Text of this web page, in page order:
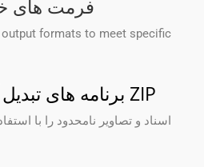
فرمت های
formats to meet specific
برنامه های تبدیل آنلاین رایگان برای ZIP
اسناد و تصاویر نامحدود را با